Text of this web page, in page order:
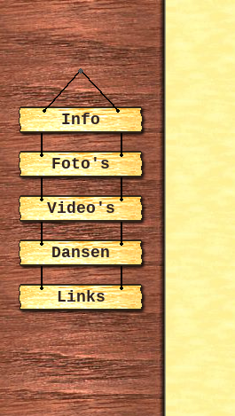
Info
Foto's
Video's
Dansen
Links